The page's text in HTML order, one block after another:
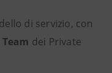
di servizio, con
dei Private